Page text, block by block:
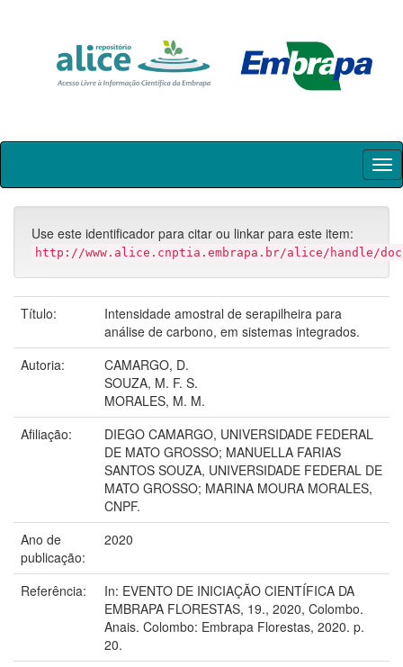
Skip
Use este identificador para citar ou linkar para este item:
http://www.alice.cnptia.embrapa.br/alice/handle/doc/
Título:
Intensidade amostral de serapilheira para
análise de carbono, em sistemas integrados.
Autoria:
CAMARGO, D.
SOUZA, M. F. S.
MORALES, M. M.
Afiliação:
DIEGO CAMARGO, UNIVERSIDADE FEDERAL
DE MATO GROSSO; MANUELLA FARIAS
SANTOS SOUZA, UNIVERSIDADE FEDERAL DE
MATO GROSSO; MARINA MOURA MORALES,
CNPF.
Ano de
publicação:
2020
Referência:
In: EVENTO DE INICIAÇÃO CIENTÍFICA DA
EMBRAPA FLORESTAS, 19., 2020, Colombo.
Anais. Colombo: Embrapa Florestas, 2020. p.
20.